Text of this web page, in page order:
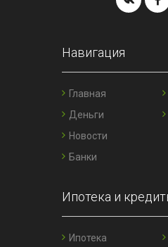
Навигация
Главная
Деньги
Новости
Банки
Ипотека и
Ипотека